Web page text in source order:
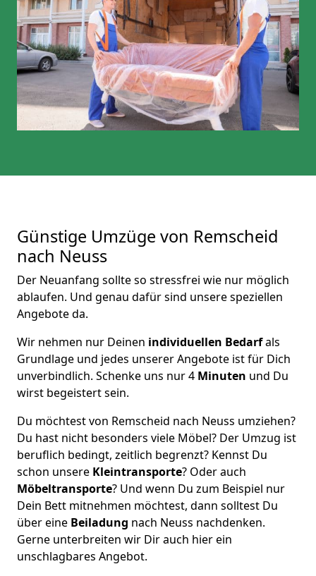
Günstige Umzüge von Remscheid
nach Neuss
Der Neuanfang sollte so stressfrei wie nur möglich
ablaufen. Und genau dafür sind unsere speziellen
Angebote da.
Wir nehmen nur Deinen individuellen Bedarfals
Grundlage und jedes unserer Angebote ist für Dich
unverbindlich. Schenke uns nur 4 Minuten und Du
wirst begeistert sein.
Du möchtest von Remscheid nach Neuss umziehen?
Du hast nicht besonders viele Möbel? Der Umzug ist
beruflich bedingt, zeitlich begrenzt? Kennst Du
schon unsere Kleintransporte? Oder auch
Möbeltransporte? Und wenn Du zum Beispiel nur
Dein Bett mitnehmen möchtest, dann solltest Du
über eine Beiladung nach Neuss nachdenken.
Gerne unterbreiten wir Dir auch hier ein
unschlagbares Angebot.